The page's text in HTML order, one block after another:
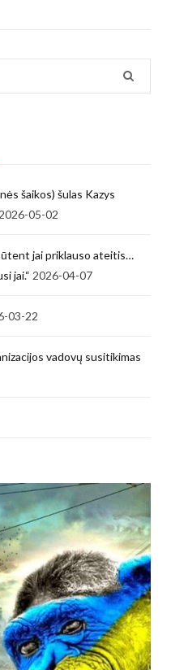
šaikos) šulas Kazys
2026-05-02
jai priklauso ateitis…
jai.“ 2026-04-07
03-22
vadovų susitikimas